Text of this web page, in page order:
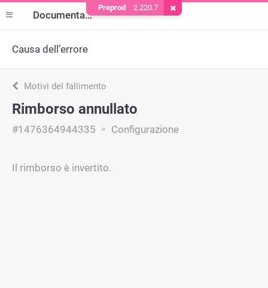
Documentazione
Causa dell’errore
Motivi del fallimento
Rimborso annullato
#1476364944335 Configurazione
Il rimborso è invertito.
Preprod 2.220.7 Rimuovere il cookie